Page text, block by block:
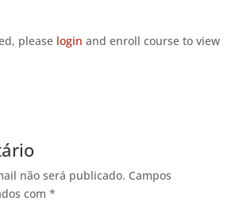
please login and enroll course to view
não será publicado. Campos
com *